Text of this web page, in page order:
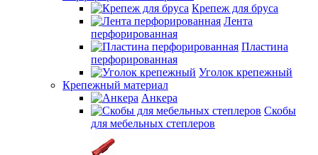
Крепеж для бруса
Лента
перфорированная
Пластина
перфорированная
Уголок крепежный
Крепежный материал
Анкера
Скобы
для мебельных степлеров